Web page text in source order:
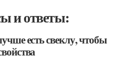
и ответы:
есть свеклу, чтобы